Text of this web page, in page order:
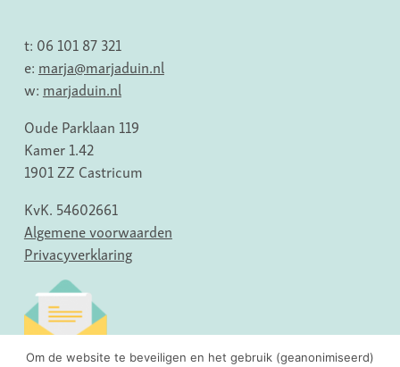
t: 06 101 87 321
e: marja@marjaduin.nl
w: marjaduin.nl
Oude Parklaan 119
Kamer 1.42
1901 ZZ Castricum
KvK. 54602661
Algemene voorwaarden
Privacyverklaring
Om de website te beveiligen en het gebruik (geanonimiseerd)